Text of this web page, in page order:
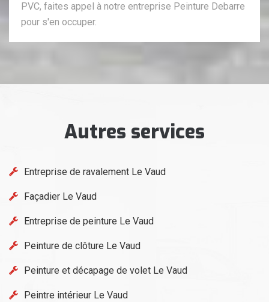
PVC, faites appel à notre entreprise Peinture Debarre
pour s'en occuper.
Autres services
Entreprise de ravalement Le Vaud
Façadier Le Vaud
Entreprise de peinture Le Vaud
Peinture de clôture Le Vaud
Peinture et décapage de volet Le Vaud
Peintre intérieur Le Vaud